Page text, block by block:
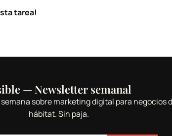
tarea!
— Newsletter semanal
sobre marketing digital para negocios
hábitat. Sin paja.